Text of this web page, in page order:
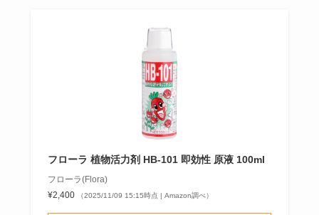
フローラ 植物活力剤 HB-101 即効性 原液 100ml
フローラ(Flora)
¥2,400
（2025/11/09 15:15時点 | Amazon調べ）